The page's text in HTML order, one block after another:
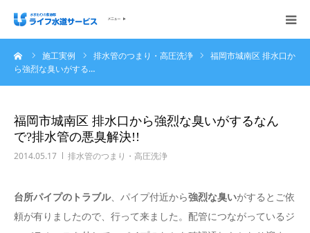
施工実例 排水管のつまり・高圧洗浄
福岡市城南区 排水口か
ら強烈な臭いがする…
福岡市城南区 排水口から強烈な臭いがするなん
で?排水管の悪臭解決!!
2014.05.17 排水管のつまり・高圧洗浄
台所パイプのトラブル、パイプ付近から強烈な臭いがするとご依
頼が有りましたので、行って来ました。配管につながっているジ
会社概要
ご依頼の流れ
サービス内容・料金